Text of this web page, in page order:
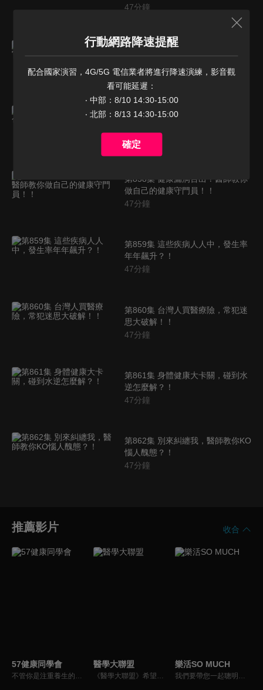
47分鐘
第856集 必看！！最傷器官行為排
47分鐘
第857集 醫院如戰場，白色巨塔教
47
分鐘
第858集 健康漏洞百出？醫師教你
做自己的健康守門員！！
47分鐘
第859集 這些疾病人人中，發生率
年年飆升？！
47分鐘
第860集 台灣人買醫療險，常犯迷
思大破解！！
47分鐘
第861集 身體健康大卡關，碰到水
逆怎麼解？！
47分鐘
第862集 別來糾纏我，醫師教你KO
惱人醜態？！
47分鐘
推薦影片 收合
57健康同學會 醫學大聯盟 樂活SO MUCH
行動網路降速提醒
配合國家演習，4G/5G 電信業者將進行降速演練，影音觀
看可能延遲：
‧ 中部：8/10 14:30-15:00
‧ 北部：8/13 14:30-15:00
確定